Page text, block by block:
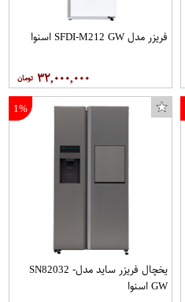
فریزر مدل SFDI-M212 GW اسنوا
۳۲,۰۰۰,۰۰۰
1%
یخچال فریزر ساید مدل- SN82032
GW اسنوا